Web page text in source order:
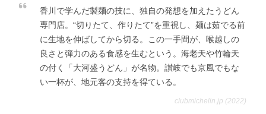
香川で学んだ製麺の技に、独自の発想を加えたうどん
専門店。“切りたて、作りたて”を重視し、麺は茹でる前
に生地を伸ばしてから切る。この一手間が、喉越しの
良さと弾力のある食感を生むという。海老天や竹輪天
の付く「大河盛うどん」が名物。讃岐でも京風でもな
い一杯が、地元客の支持を得ている。
clubmichelin.jp (2022)